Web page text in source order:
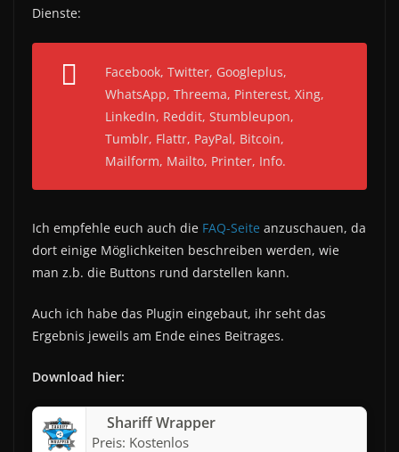
Dienste:
Facebook, Twitter, Googleplus,
WhatsApp, Threema, Pinterest, Xing,
LinkedIn, Reddit, Stumbleupon,
Tumblr, Flattr, PayPal, Bitcoin,
Mailform, Mailto, Printer, Info.
Ich empfehle euch auch die FAQ-Seite anzuschauen, da
dort einige Möglichkeiten beschreiben werden, wie
man z.b. die Buttons rund darstellen kann.
Auch ich habe das Plugin eingebaut, ihr seht das
Ergebnis jeweils am Ende eines Beitrages.
Download hier:
Shariff Wrapper
Preis: Kostenlos